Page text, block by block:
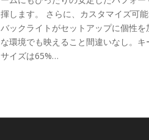
揮します。 さらに、カスタマイズ可
バックライトがセットアップに個性を
な環境でも映えること間違いなし。キ
サイズは65%…